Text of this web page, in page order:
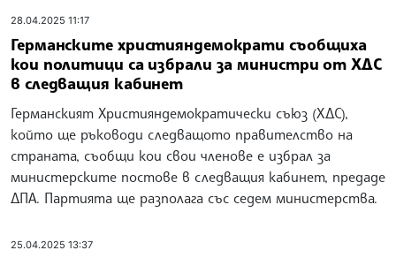
28.04.2025 11:17
Германските християндемократи съобщиха
кои политици са избрали за министри от ХДС
в следващия кабинет
Германският Християндемократически съюз (ХДС),
който ще ръководи следващото правителство на
страната, съобщи кои свои членове е избрал за
министерските постове в следващия кабинет, предаде
ДПА. Партията ще разполага със седем министерства.
25.04.2025 13:37